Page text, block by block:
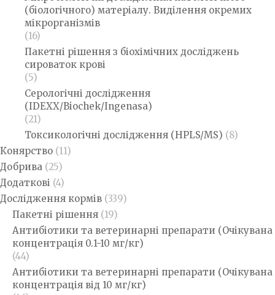
(біологічного) матеріалу. Виділення окремих
мікрорганізмів
(16)
Пакетні рішення з біохімічних досліджень
сироваток крові
(5)
Серологічні дослідження
(IDEXX/Biochek/Ingenasa)
(21)
Токсикологічні дослідження (HPLS/MS) (8)
Конярство (11)
Добрива (25)
Додаткові (4)
Дослідження кормів (339)
Пакетні рішення (19)
Антибіотики та ветеринарні препарати (Очікувана
концентрація 0.1-10 мг/кг)
(44)
Антибіотики та ветеринарні препарати (Очікувана
концентрація від 10 мг/кг)